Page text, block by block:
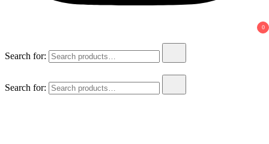
0
Search for:
Search for: